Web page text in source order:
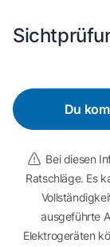
Du
Bei diesen
Ratschläge. Es
ausgeführte
Elektrogeräten